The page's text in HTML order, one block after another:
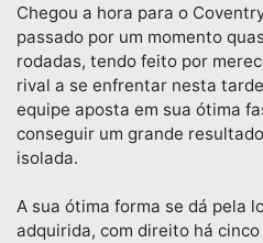
Chegou a hora para o
passado por um momento
rodadas, tendo feito por
rival a se enfrentar nesta
equipe aposta em sua ótima
conseguir um grande
isolada.
A sua ótima forma se dá pela
adquirida, com direito há